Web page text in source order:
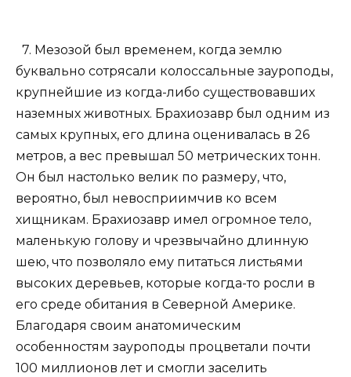
7. Мезозой был временем, когда землю
буквально сотрясали колоссальные зауроподы,
крупнейшие из когда-либо существовавших
наземных животных. Брахиозавр был одним из
самых крупных, его длина оценивалась в 26
метров, а вес превышал 50 метрических тонн.
Он был настолько велик по размеру, что,
вероятно, был невосприимчив ко всем
хищникам. Брахиозавр имел огромное тело,
маленькую голову и чрезвычайно длинную
шею, что позволяло ему питаться листьями
высоких деревьев, которые когда-то росли в
его среде обитания в Северной Америке.
Благодаря своим анатомическим
особенностям зауроподы процветали почти
100 миллионов лет и смогли заселить